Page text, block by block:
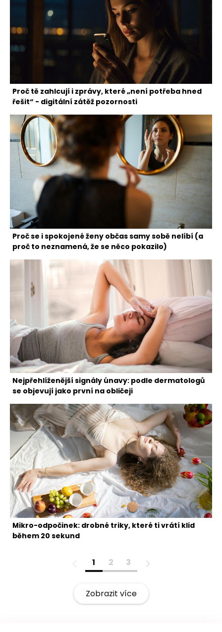
Proč tě zahlcují i zprávy, které „není potřeba hned
řešit“ - digitální zátěž pozornosti
Proč se i spokojené ženy občas samy sobě nelíbí (a
proč to neznamená, že se něco pokazilo)
Nejpřehlíženější signály únavy: podle dermatologů
se objevují jako první na obličeji
Mikro-odpočinek: drobné triky, které ti vrátí klid
během 20 sekund
1 2 3
Zobrazit více